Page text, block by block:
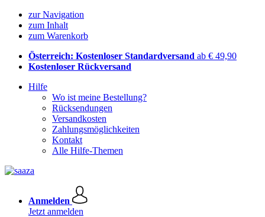
zur Navigation
zum Inhalt
zum Warenkorb
Österreich: Kostenloser Standardversand ab € 49,90
Kostenloser Rückversand
Hilfe
Wo ist meine Bestellung?
Rücksendungen
Versandkosten
Zahlungsmöglichkeiten
Kontakt
Alle Hilfe-Themen
Anmelden
Jetzt anmelden